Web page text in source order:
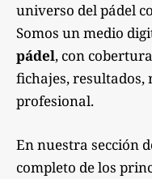
universo del pádel
Somos un medio
pádel, con
fichajes, resultados,
profesional.
En nuestra sección
completo de los